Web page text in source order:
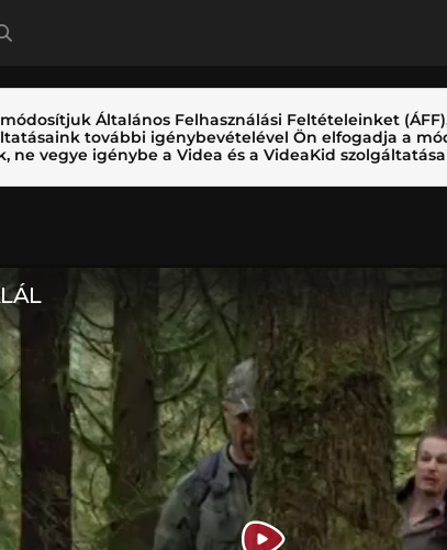
Általános Felhasználási Feltételeinket
további igénybevételével Ön elfogadja a
ne vegye igénybe a Videa és a VideaKid